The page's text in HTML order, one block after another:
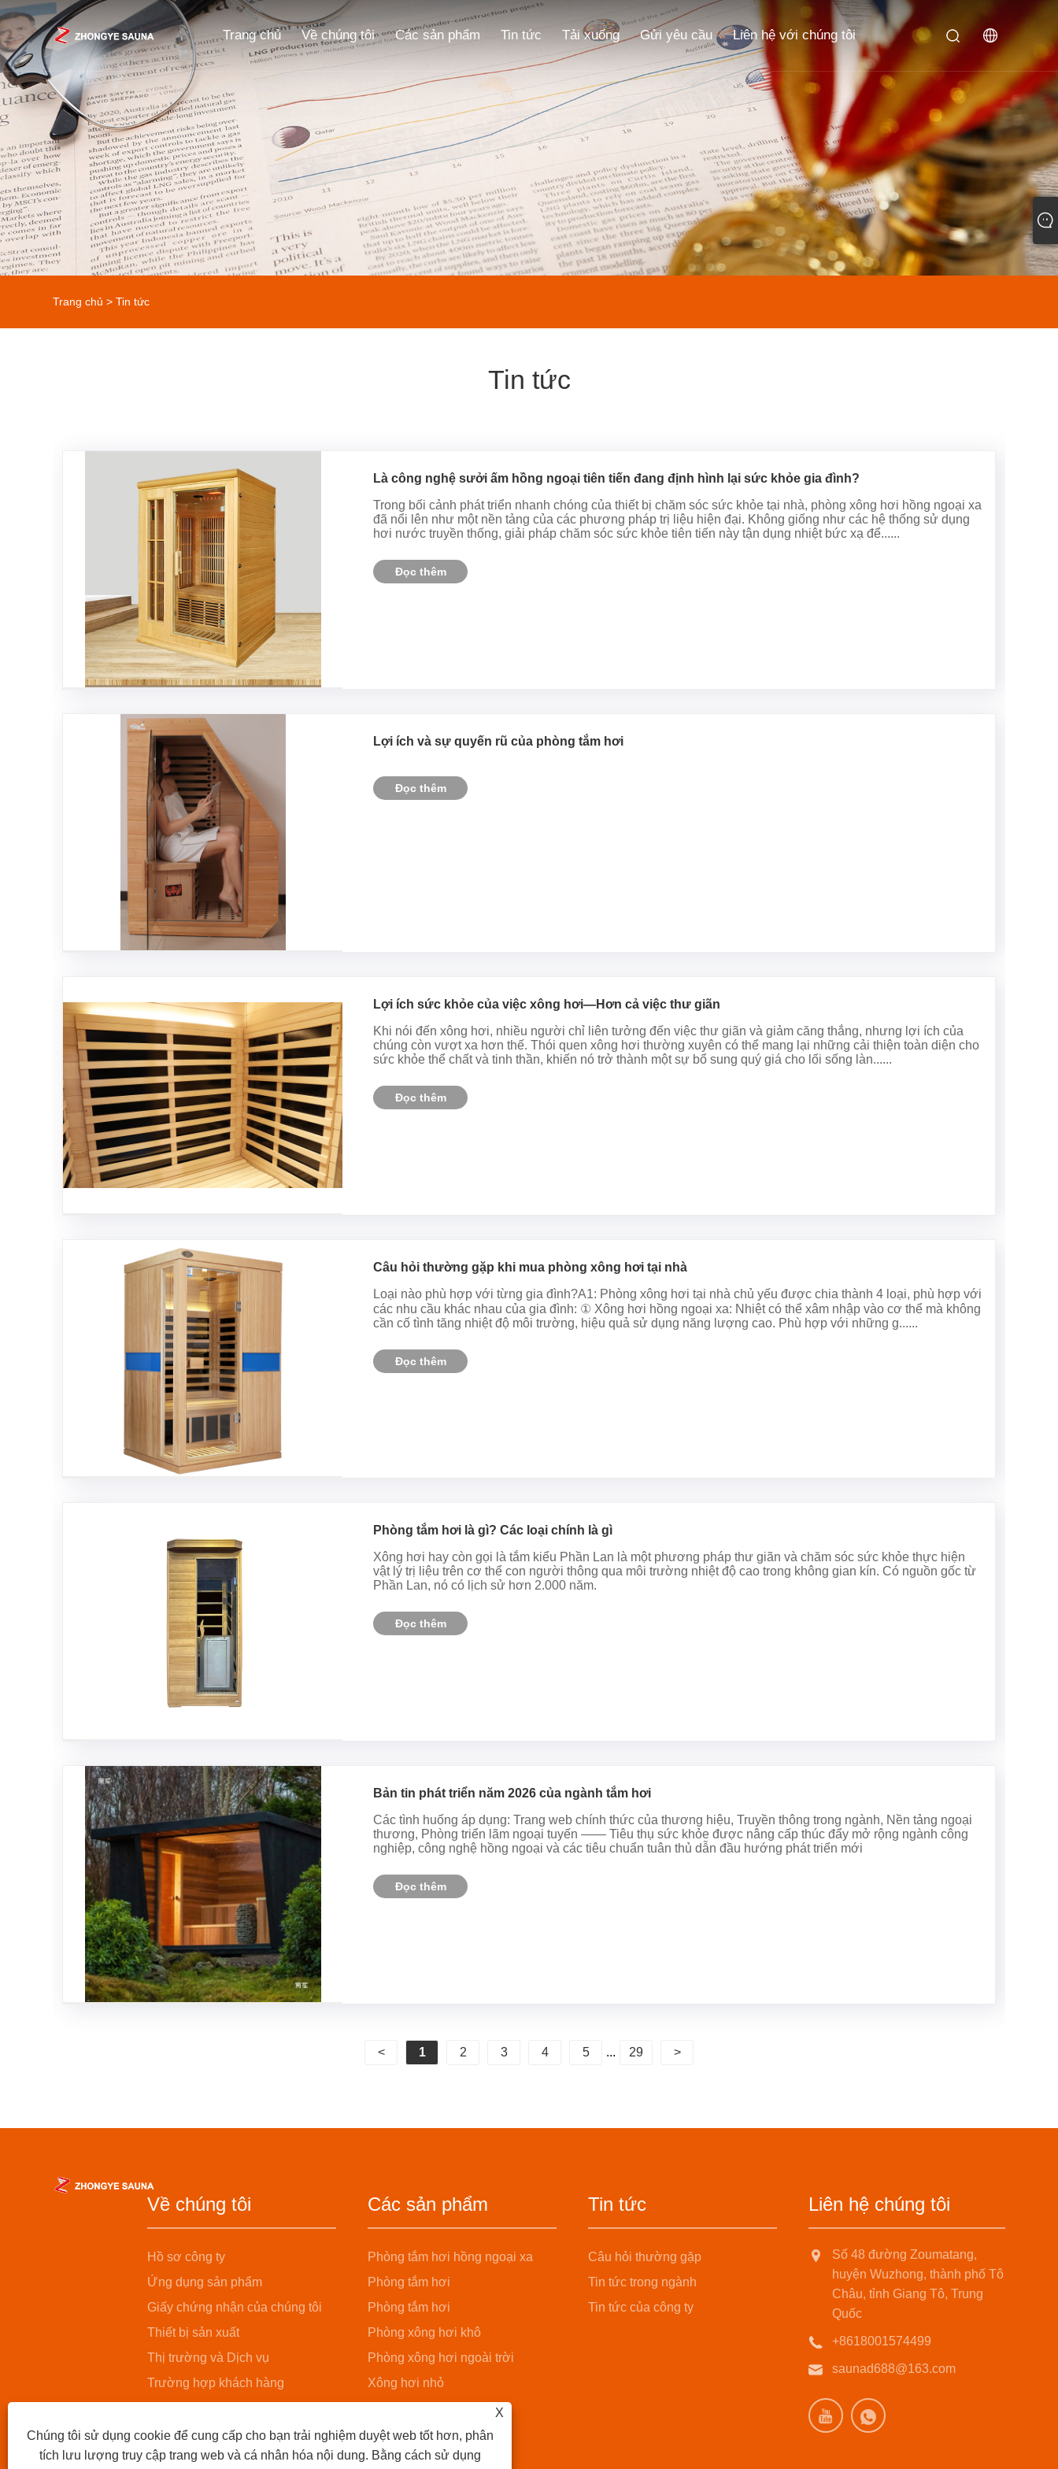
Trang chủ Về chúng tôi Các sản phẩm Tin tức Tải xuống Gửi yêu cầu Liên hệ với chúng tôi
Trang chủ > Tin tức
Tin tức
Là công nghệ sưởi ấm hồng ngoại tiên tiến đang định hình lại sức khỏe gia đình?
Trong bối cảnh phát triển nhanh chóng của thiết bị chăm sóc sức khỏe tại nhà, phòng xông hơi hồng ngoại xa
đã nổi lên như một nền tảng của các phương pháp trị liệu hiện đại. Không giống như các hệ thống sử dụng
hơi nước truyền thống, giải pháp chăm sóc sức khỏe tiên tiến này tận dụng nhiệt bức xạ để......
Đọc thêm
Lợi ích và sự quyến rũ của phòng tắm hơi
Đọc thêm
Lợi ích sức khỏe của việc xông hơi—Hơn cả việc thư giãn
Khi nói đến xông hơi, nhiều người chỉ liên tưởng đến việc thư giãn và giảm căng thẳng, nhưng lợi ích của
chúng còn vượt xa hơn thế. Thói quen xông hơi thường xuyên có thể mang lại những cải thiện toàn diện cho
sức khỏe thể chất và tinh thần, khiến nó trở thành một sự bổ sung quý giá cho lối sống làn......
Đọc thêm
Câu hỏi thường gặp khi mua phòng xông hơi tại nhà
Loại nào phù hợp với từng gia đình?A1: Phòng xông hơi tại nhà chủ yếu được chia thành 4 loại, phù hợp với
các nhu cầu khác nhau của gia đình: ① Xông hơi hồng ngoại xa: Nhiệt có thể xâm nhập vào cơ thể mà không
cần cố tình tăng nhiệt độ môi trường, hiệu quả sử dụng năng lượng cao. Phù hợp với những g......
Đọc thêm
Phòng tắm hơi là gì? Các loại chính là gì
Xông hơi hay còn gọi là tắm kiểu Phần Lan là một phương pháp thư giãn và chăm sóc sức khỏe thực hiện
vật lý trị liệu trên cơ thể con người thông qua môi trường nhiệt độ cao trong không gian kín. Có nguồn gốc từ
Phần Lan, nó có lịch sử hơn 2.000 năm.
Đọc thêm
Bản tin phát triển năm 2026 của ngành tắm hơi
Các tình huống áp dụng: Trang web chính thức của thương hiệu, Truyền thông trong ngành, Nền tảng ngoại
thương, Phòng triển lãm ngoại tuyến —— Tiêu thụ sức khỏe được nâng cấp thúc đẩy mở rộng ngành công
nghiệp, công nghệ hồng ngoại và các tiêu chuẩn tuân thủ dẫn đầu hướng phát triển mới
Đọc thêm
< 1 2 3 4 5 ... 29 >
Về chúng tôi
Hồ sơ công ty
Ứng dụng sản phẩm
Giấy chứng nhận của chúng tôi
Thiết bị sản xuất
Thị trường và Dịch vụ
Trường hợp khách hàng
Các sản phẩm
Phòng tắm hơi hồng ngoại xa
Phòng tắm hơi
Phòng tắm hơi
Phòng xông hơi khô
Phòng xông hơi ngoài trời
Xông hơi nhỏ
Phòng xông hơi xô gỗ
Tin tức
Câu hỏi thường gặp
Tin tức trong ngành
Tin tức của công ty
Liên hệ chúng tôi
Số 48 đường Zoumatang,
huyện Wuzhong, thành phố Tô
Châu, tỉnh Giang Tô, Trung
Quốc
+8618001574499
saunad688@163.com
X
Chúng tôi sử dụng cookie để cung cấp cho bạn trải nghiệm duyệt web tốt hơn, phân
tích lưu lượng truy cập trang web và cá nhân hóa nội dung. Bằng cách sử dụng